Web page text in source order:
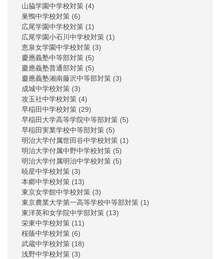
山脇学園中学校対策 (4)
巣鴨中学校対策 (6)
広尾学園中学校対策 (1)
広尾学園小石川中学校対策 (1)
恵泉女学園中学校対策 (3)
慶應義塾中等部対策 (5)
慶應義塾普通部対策 (5)
慶應義塾湘南藤沢中等部対策 (3)
成城中学校対策 (3)
攻玉社中学校対策 (4)
早稲田中学校対策 (29)
早稲田大学高等学院中等部対策 (5)
早稲田実業学校中等部対策 (5)
明治大学付属世田谷中学校対策 (1)
明治大学付属中野中学校対策 (5)
明治大学付属明治中学校対策 (5)
暁星中学校対策 (3)
本郷中学校対策 (13)
東京女学館中学校対策 (3)
東京農業大学第一高等学校中等部対策 (1)
東洋英和女学院中学部対策 (13)
栄東中学校対策 (11)
桜蔭中学校対策 (6)
武蔵中学校対策 (18)
浅野中学校対策 (3)